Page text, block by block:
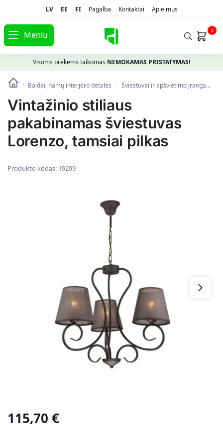
LV EE FI Pagalba Kontaktai Apie mus
Meniu 0
Visoms prekėms taikomas NEMOKAMAS PRISTATYMAS!
/ Baldai, namų interjero detalės / Šviestuvai ir apšvietimo įranga
Vintažinio stiliaus
pakabinamas šviestuvas
Lorenzo, tamsiai pilkas
Produkto kodas: 19299
115,70 €